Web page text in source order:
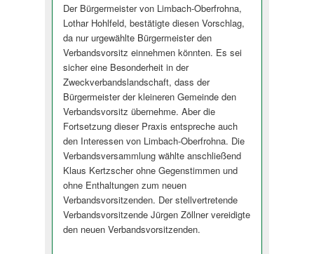
Der Bürgermeister von Limbach-Oberfrohna,
Lothar Hohlfeld, bestätigte diesen Vorschlag,
da nur urgewählte Bürgermeister den
Verbandsvorsitz einnehmen könnten. Es sei
sicher eine Besonderheit in der
Zweckverbandslandschaft, dass der
Bürgermeister der kleineren Gemeinde den
Verbandsvorsitz übernehme. Aber die
Fortsetzung dieser Praxis entspreche auch
den Interessen von Limbach-Oberfrohna. Die
Verbandsversammlung wählte anschließend
Klaus Kertzscher ohne Gegenstimmen und
ohne Enthaltungen zum neuen
Verbandsvorsitzenden. Der stellvertretende
Verbandsvorsitzende Jürgen Zöllner vereidigte
den neuen Verbandsvorsitzenden.